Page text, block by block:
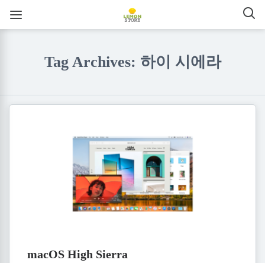
Tag Archives: 하이 시에라
macOS High Sierra